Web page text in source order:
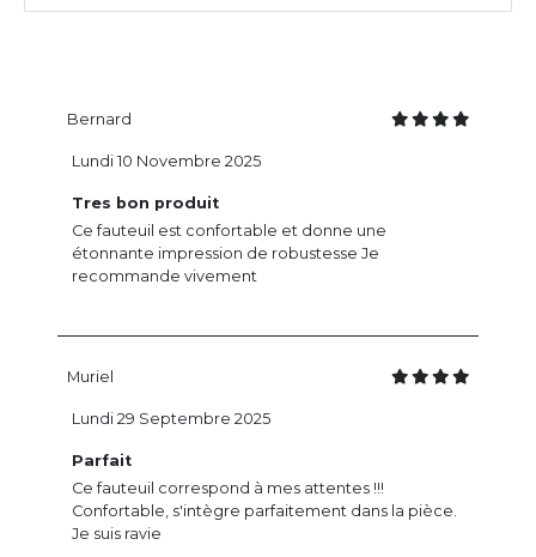
Bernard
Tres bon produit
Ce fauteuil est confortable et donne une
étonnante impression de robustesse Je
recommande vivement
Lundi 10 Novembre 2025
Muriel
Parfait
Ce fauteuil correspond à mes attentes !!!
Confortable, s'intègre parfaitement dans la pièce.
Je suis ravie
Lundi 29 Septembre 2025